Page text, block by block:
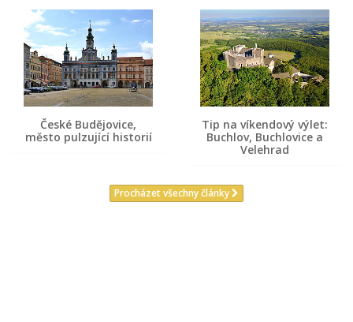
České Budějovice,
město pulzující historií
Tip na víkendový výlet:
Buchlov, Buchlovice a
Velehrad
Procházet všechny články